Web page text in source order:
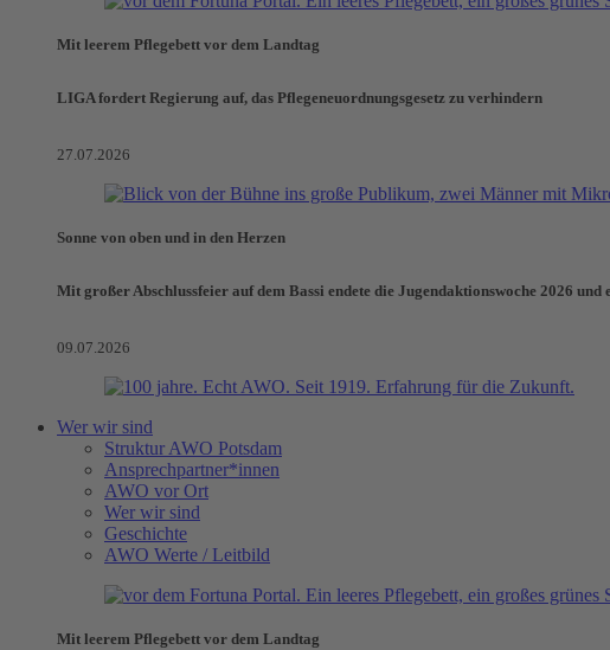
Mit leerem Pflegebett vor dem Landtag
LIGA fordert Regierung auf, das Pflegeneuordnungsgesetz zu verhindern
27.07.2026
Sonne von oben und in den Herzen
Mit großer Abschlussfeier auf dem Bassi endete die Jugendaktionswoche 2026 und
09.07.2026
Wer wir sind
Struktur AWO Potsdam
Ansprechpartner*innen
AWO vor Ort
Wer wir sind
Geschichte
AWO Werte / Leitbild
Mit leerem Pflegebett vor dem Landtag